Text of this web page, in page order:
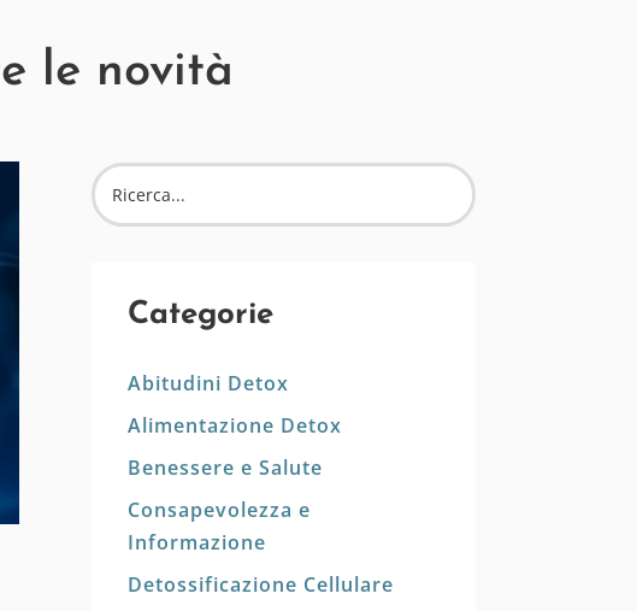
le novità
Categorie
Abitudini Detox
Alimentazione Detox
Benessere e Salute
Consapevolezza e
Informazione
Detossificazione Cellulare